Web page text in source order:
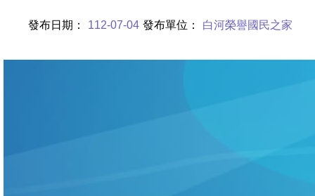
發布日期： 112-07-04 發布單位： 白河榮譽國民之家